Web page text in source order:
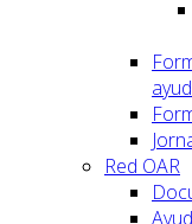
Red OAR